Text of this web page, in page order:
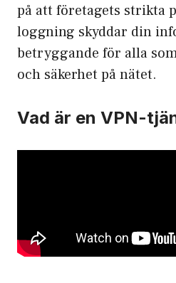
på att företagets strikta
loggning skyddar din
betryggande för alla
och säkerhet på nätet.
Vad är en VPN-